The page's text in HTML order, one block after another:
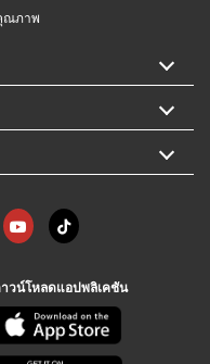
ณภาพ
วน์โหลดแอปพลิเคชัน